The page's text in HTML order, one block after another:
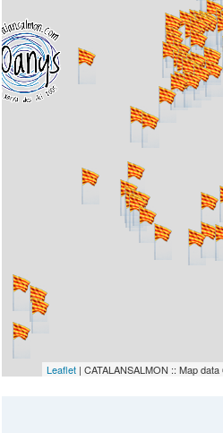
Leaflet | CATALANSALMON :: Map